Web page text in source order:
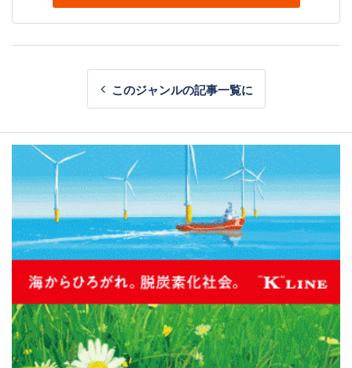
このジャンルの記事一覧に